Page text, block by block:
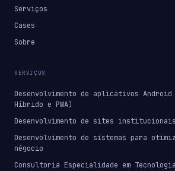
Serviços
Cases
Sobre
SERVIÇOS
Desenvolvimento de aplicativos
Híbrido e PWA)
Desenvolvimento de sites institucionais
Desenvolvimento de sistemas para
négocio
Consultoria Especialidade em